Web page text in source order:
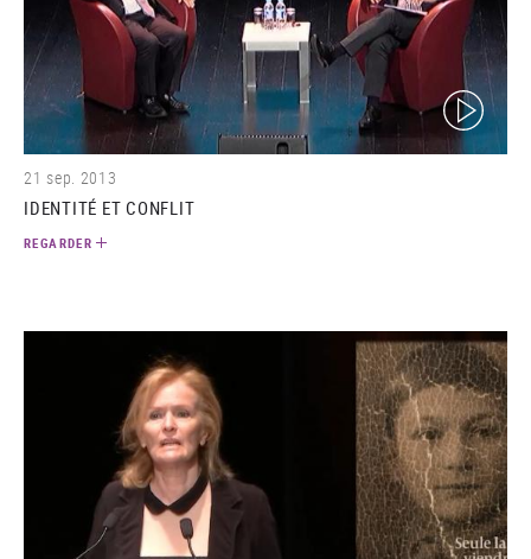
(video)
21 sep. 2013
IDENTITÉ ET CONFLIT
REGARDER